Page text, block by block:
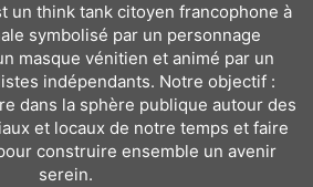
un think tank citoyen francophone à
symbolisé par un personnage
masque vénitien et animé par un
indépendants. Notre objectif :
dans la sphère publique autour des
et locaux de notre temps et faire
construire ensemble un avenir
serein.